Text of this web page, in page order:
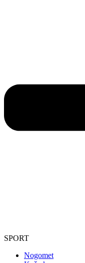
SPORT
Nogomet